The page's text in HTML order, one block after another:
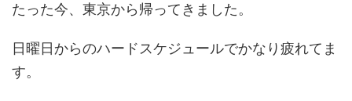
たった今、東京から帰ってきました。
日曜日からのハードスケジュールでかなり疲れてま
す。